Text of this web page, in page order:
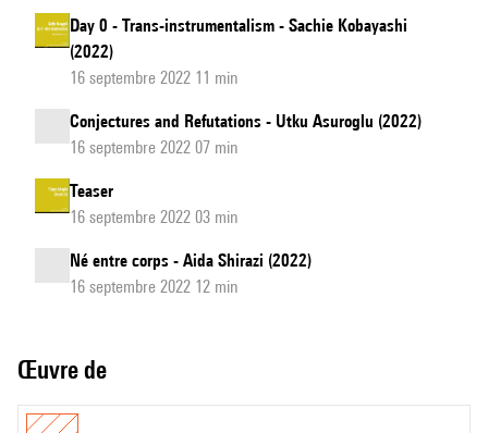
Day 0 - Trans-instrumentalism - Sachie Kobayashi
(2022)
16 septembre 2022 11 min
Conjectures and Refutations - Utku Asuroglu (2022)
16 septembre 2022 07 min
Teaser
16 septembre 2022 03 min
Né entre corps - Aida Shirazi (2022)
16 septembre 2022 12 min
Œuvre de